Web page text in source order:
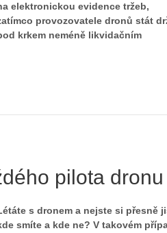
elektronickou evidence tržeb,
provozovatele dronů stát
krkem neméně likvidačním
pilota dronu
s dronem a nejste si přesně
smíte a kde ne? V takovém